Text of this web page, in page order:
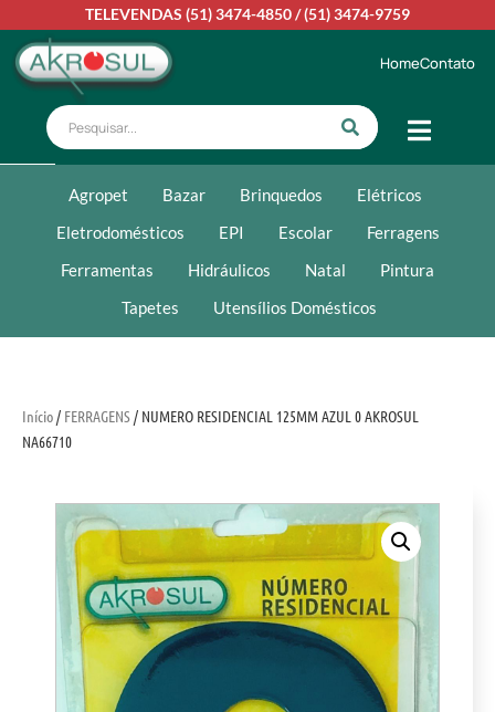
TELEVENDAS (51) 3474-4850/(51) 3474-9759
HomeContato
Agropet Bazar Brinquedos
Elétricos
Eletrodomésticos
EPI Escolar
Ferragens
Ferramentas
Hidráulicos Natal
Pintura
Tapetes
Utensílios Domésticos
Início/ FERRAGENS/ NUMERO RESIDENCIAL 125MM AZUL 0 AKROSUL
NA66710